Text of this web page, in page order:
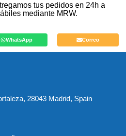
tus pedidos en 24h a
mediante MRW.
WhatsApp Correo
28043 Madrid, Spain